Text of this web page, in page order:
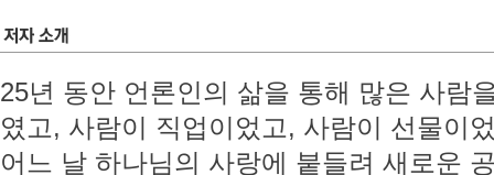
25년 동안 언론인의 삶을 통해 많은 사람
였고, 사람이 직업이었고, 사람이 선물이
어느 날 하나님의 사랑에 붙들려 새로운